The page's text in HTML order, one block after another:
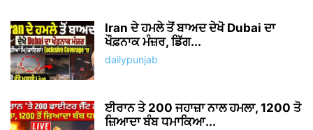
Iran ਦੇ ਹਮਲੇ ਤੋਂ ਬਾਅਦ ਦੇਖੋ Dubai ਦਾ
ਖੌਫ਼ਨਾਕ ਮੰਜ਼ਰ, ਡਿੱਗ...
dailypunjab
ਈਰਾਨ ਤੇ 200 ਜਹਾਜ਼ਾ ਨਾਲ ਹਮਲਾ, 1200 ਤੋ
ਜ਼ਿਆਦਾ ਬੰਬ ਧਮਾਕਿਆ...